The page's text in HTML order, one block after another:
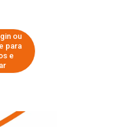
ou
para
e